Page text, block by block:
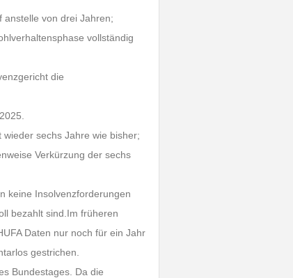
anstelle von drei Jahren;
vollständig
die
sechs Jahre wie bisher;
Verkürzung der sechs
keine Insolvenzforderungen
bezahlt sind.Im früheren
Daten nur noch für ein Jahr
gestrichen.
Bundestages. Da die